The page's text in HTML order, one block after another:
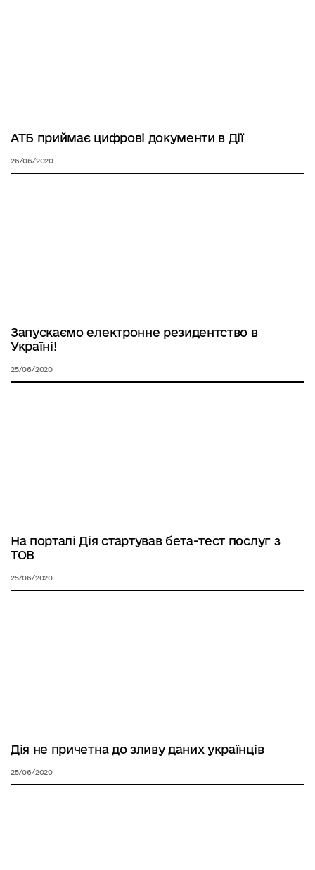
АТБ приймає цифрові документи в Дії
26/06/2020
Запускаємо електронне резидентство в
Україні!
25/06/2020
На порталі Дія стартував бета-тест послуг з
ТОВ
25/06/2020
Дія не причетна до зливу даних українців
25/06/2020